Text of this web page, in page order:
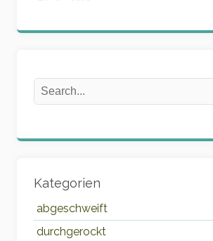
Search on the website
Kategorien
abgeschweift
durchgerockt